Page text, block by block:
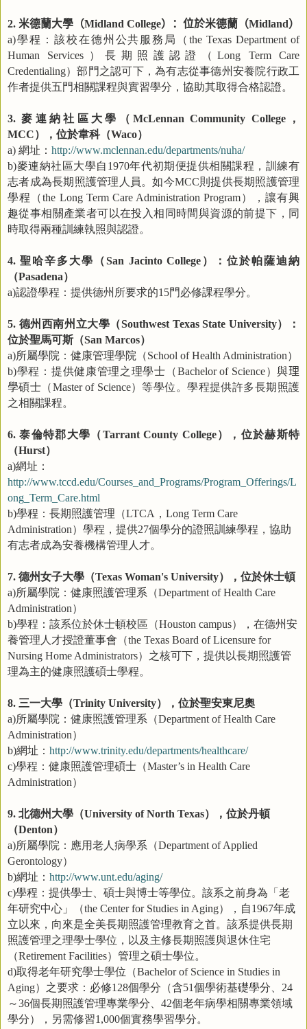
2. 米德蘭大學（Midland College）：位於米德蘭（Midland）
a)學程：該校在德州公共服務局（the Texas Department of
Human Services ）長期照護認證（Long Term Care
Credentialing）部門之認可下，為有志從事德州安養院行政工
作者提供五門相關課程與實習學分，協助其取得合格認證。
3.麥連納社區大學（McLennan Community College，
MCC），位於韋科（Waco）
a) 網址： http://www.mclennan.edu/departments/nuha/
b)麥連納社區大學自 1970年代初期便提供相關課程，訓練有
志者成為長期照護管理人員。如今MCC則提供長期照護管理
學程（the Long Term Care Administration Program），讓有興
趣從事相關產業者可以在投入相同時間與資源的前提下，同
時取得兩種訓練執照與認證。
4.聖哈辛多大學（San Jacinto College）：位於帕薩迪納
（Pasadena）
a)認證學程：提供德州所要求的15門必修課程學分。
5. 德州西南州立大學（Southwest Texas State University）：
位於聖馬可斯（San Marcos）
a)所屬學院：健康管理學院（School of Health Administration）
b)學程：提供健康管理之理學士（Bachelor of Science）與理
學碩士（Master of Science）等學位。學程提供許多長期照護
之相關課程。
6.泰倫特郡大學（Tarrant County College），位於赫斯特
（Hurst）
a)網址：
http://www.tccd.edu/Courses_and_Programs/Program_Offerings/L
ong_Term_Care.html
b)學程：長期照護管理（LTCA ， Long Term Care
Administration）學程，提供27個學分的證照訓練學程，協助
有志者成為安養機構管理人才。
7. 德州女子大學（Texas Woman's University），位於休士頓
a)所屬學院：健康照護管理系（Department of Health Care
Administration）
b)學程：該系位於休士頓校區（Houston campus），在德州安
養管理人才授證董事會（the Texas Board of Licensure for
Nursing Home Administrators）之核可下，提供以長期照護管
理為主的健康照護碩士學程。
8. 三一大學（Trinity University），位於聖安東尼奧
a)所屬學院：健康照護管理系（Department of Health Care
Administration）
b)網址： http://www.trinity.edu/departments/healthcare/
c)學程：健康照護管理碩士（Master’s in Health Care
Administration）
9. 北德州大學（University of North Texas），位於丹頓
（Denton）
a)所屬學院：應用老人病學系（Department of Applied
Gerontology）
b)網址： http://www.unt.edu/aging/
c)學程：提供學士、碩士與博士等學位。該系之前身為「老
年研究中心」（the Center for Studies in Aging），自1967年成
立以來，向來是全美長期照護管理教育之首。該系提供長期
照護管理之理學士學位，以及主修長期照護與退休住宅
（Retirement Facilities）管理之碩士學位。
d)取得老年研究學士學位（Bachelor of Science in Studies in
Aging）之要求：必修128個學分（含51個學術基礎學分、 24
～36個長期照護管理專業學分、 42個老年病學相關專業領域
學分），另需修習1,000個實務學習學分。